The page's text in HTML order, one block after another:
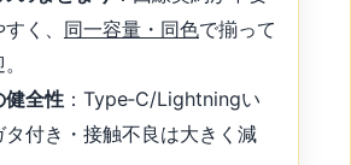
く、 同一容量・同色で揃って
健全性 ：Type‑C/Lightningい
タ付き・接触不良は大きく減